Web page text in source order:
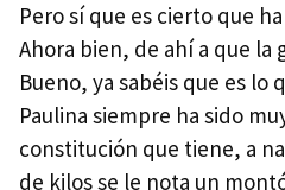
Pero sí que es cierto que
Ahora bien, de ahí a que la
Bueno, ya sabéis que es lo
Paulina siempre ha sido
constitución que tiene, a
de kilos se le nota un